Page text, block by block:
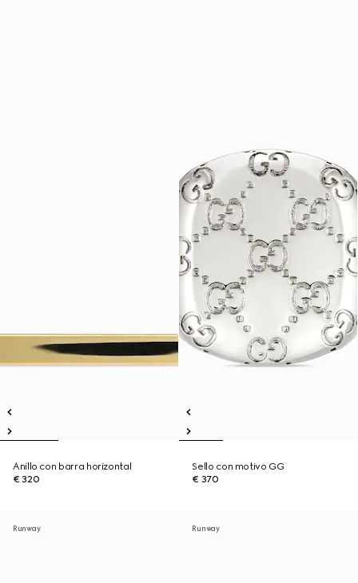
Anillo con barra horizontal
€ 320
Sello con motivo GG
€ 370
Runway Runway